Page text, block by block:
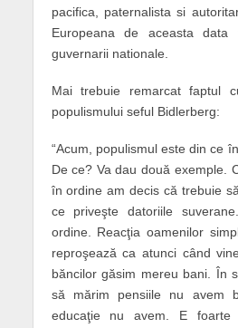
pacifica, paternalista si
Europeana de aceasta data
guvernarii nationale.
Mai trebuie remarcat faptul
populismului seful Bidlerberg:
“Acum, populismul este din ce
De ce? Va dau două exemple.
în ordine am decis că trebuie
ce priveşte datoriile
ordine. Reacţia oamenilor
reproşează ca atunci când
băncilor găsim mereu bani. În
să mărim pensiile nu avem
educaţie nu avem. E